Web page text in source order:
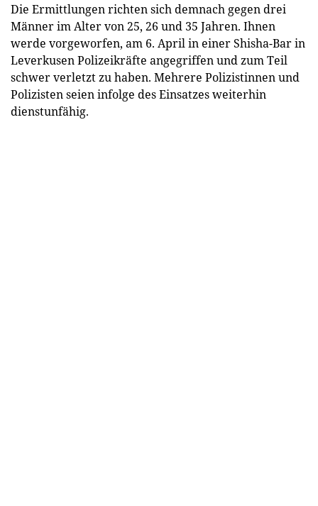
Die Ermittlungen richten sich demnach gegen drei
Männer im Alter von 25, 26 und 35 Jahren. Ihnen
werde vorgeworfen, am 6. April in einer Shisha-Bar in
Leverkusen Polizeikräfte angegriffen und zum Teil
schwer verletzt zu haben. Mehrere Polizistinnen und
Polizisten seien infolge des Einsatzes weiterhin
dienstunfähig.